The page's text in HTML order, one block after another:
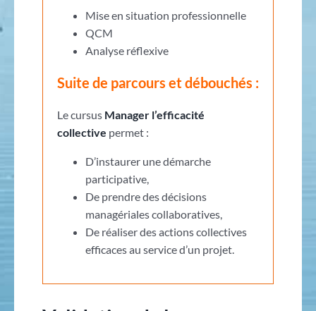
Mise en situation professionnelle
QCM
Analyse réflexive
Suite de parcours et débouchés :
Le cursus Manager l’efficacité
collective permet :
D’instaurer une démarche
participative,
De prendre des décisions
managériales collaboratives,
De réaliser des actions collectives
efficaces au service d’un projet.